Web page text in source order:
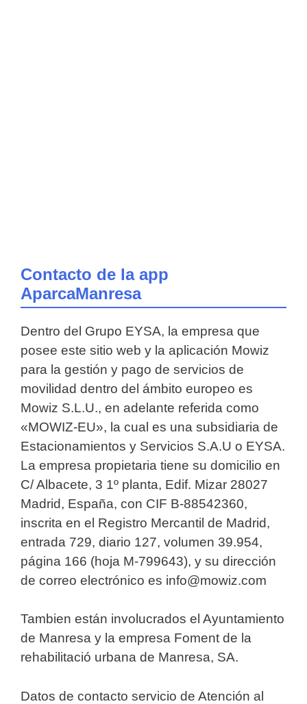
Contacto de la app
AparcaManresa
Dentro del Grupo EYSA, la empresa que
posee este sitio web y la aplicación Mowiz
para la gestión y pago de servicios de
movilidad dentro del ámbito europeo es
Mowiz S.L.U., en adelante referida como
«MOWIZ-EU», la cual es una subsidiaria de
Estacionamientos y Servicios S.A.U o EYSA.
La empresa propietaria tiene su domicilio en
C/ Albacete, 3 1º planta, Edif. Mizar 28027
Madrid, España, con CIF B-88542360,
inscrita en el Registro Mercantil de Madrid,
entrada 729, diario 127, volumen 39.954,
página 166 (hoja M-799643), y su dirección
de correo electrónico es info@mowiz.com
Tambien están involucrados el Ayuntamiento
de Manresa y la empresa Foment de la
rehabilitació urbana de Manresa, SA.
Datos de contacto servicio de Atención al